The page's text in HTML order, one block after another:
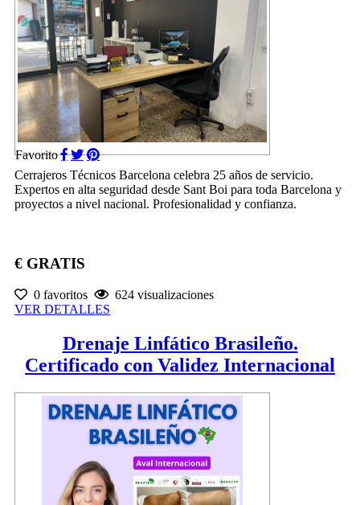
Favorito
Cerrajeros Técnicos Barcelona celebra 25 años de servicio.
Expertos en alta seguridad desde Sant Boi para toda Barcelona y
proyectos a nivel nacional. Profesionalidad y confianza.
€ GRATIS
0 favoritos
624 visualizaciones
VER DETALLES
Drenaje Linfático Brasileño.
Certificado con Validez Internacional